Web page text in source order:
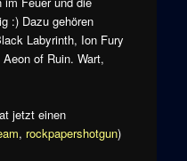
:) Dazu gehören
Labyrinth, Ion Fury
of Ruin. Wart,
jetzt einen
, rockpapershotgun)